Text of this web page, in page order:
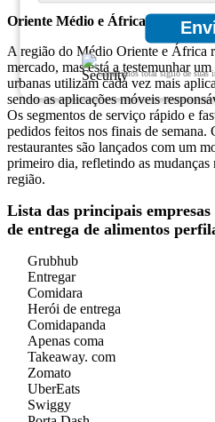
Garantimos total sigilo de suas
Oriente Médio e África
A região do Médio Oriente e África
mercado, mas está a testemunhar
urbanas utilizam cada vez mais
sendo as aplicações móveis
Os segmentos de serviço rápido e
pedidos feitos nos finais de semana.
restaurantes são lançados com um
primeiro dia, refletindo as mudanças
região.
Lista das principais
de entrega de alimentos
Grubhub
Entregar
Comidara
Herói de entrega
Comidapanda
Apenas coma
Takeaway. com
Zomato
UberEats
Swiggy